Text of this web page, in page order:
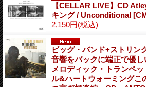
【CELLAR LIVE】CD
キング / Unconditional
2,150円(税込)
ビッグ・バンド+ストリン
音響をバックに端正で優
メロディック・トランペ
ル&ハートウォーミングこ